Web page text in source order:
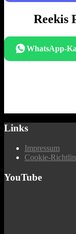
Reekis
WhatsApp-
Links
Impressum
Cookie-
YouTube